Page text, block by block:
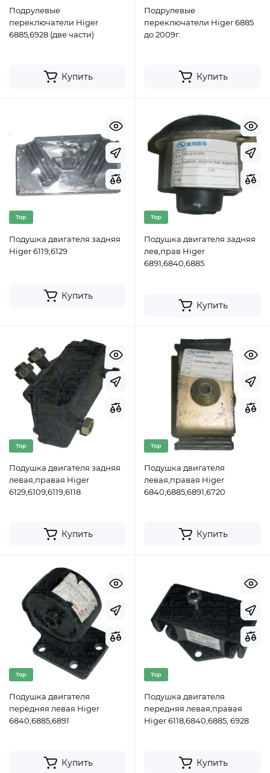
Подрулевые
переключатели Higer
6885,6928 (две части)
Купить
Подрулевые
переключатели Higer 6885
до 2009г.
Купить
Top
Подушка двигателя задняя
Higer 6119,6129
Купить
Top
Подушка двигателя задняя
лев,прав Higer
6891,6840,6885
Купить
Top
Подушка двигателя задняя
левая,правая Higer
6129,6109,6119,6118
Купить
Top
Подушка двигателя
левая,правая Higer
6840,6885,6891,6720
Купить
Top
Подушка двигателя
передняя левая Higer
6840,6885,6891
Купить
Top
Подушка двигателя
передняя левая,правая
Higer 6118,6840,6885, 6928
Купить